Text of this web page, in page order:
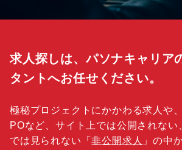
求人探しは、パソナキャリア
タントへお任せください。
極秘プロジェクトにかかわる求人や
POなど、サイト上では公開されない
では見られない「非公開求人 」の中